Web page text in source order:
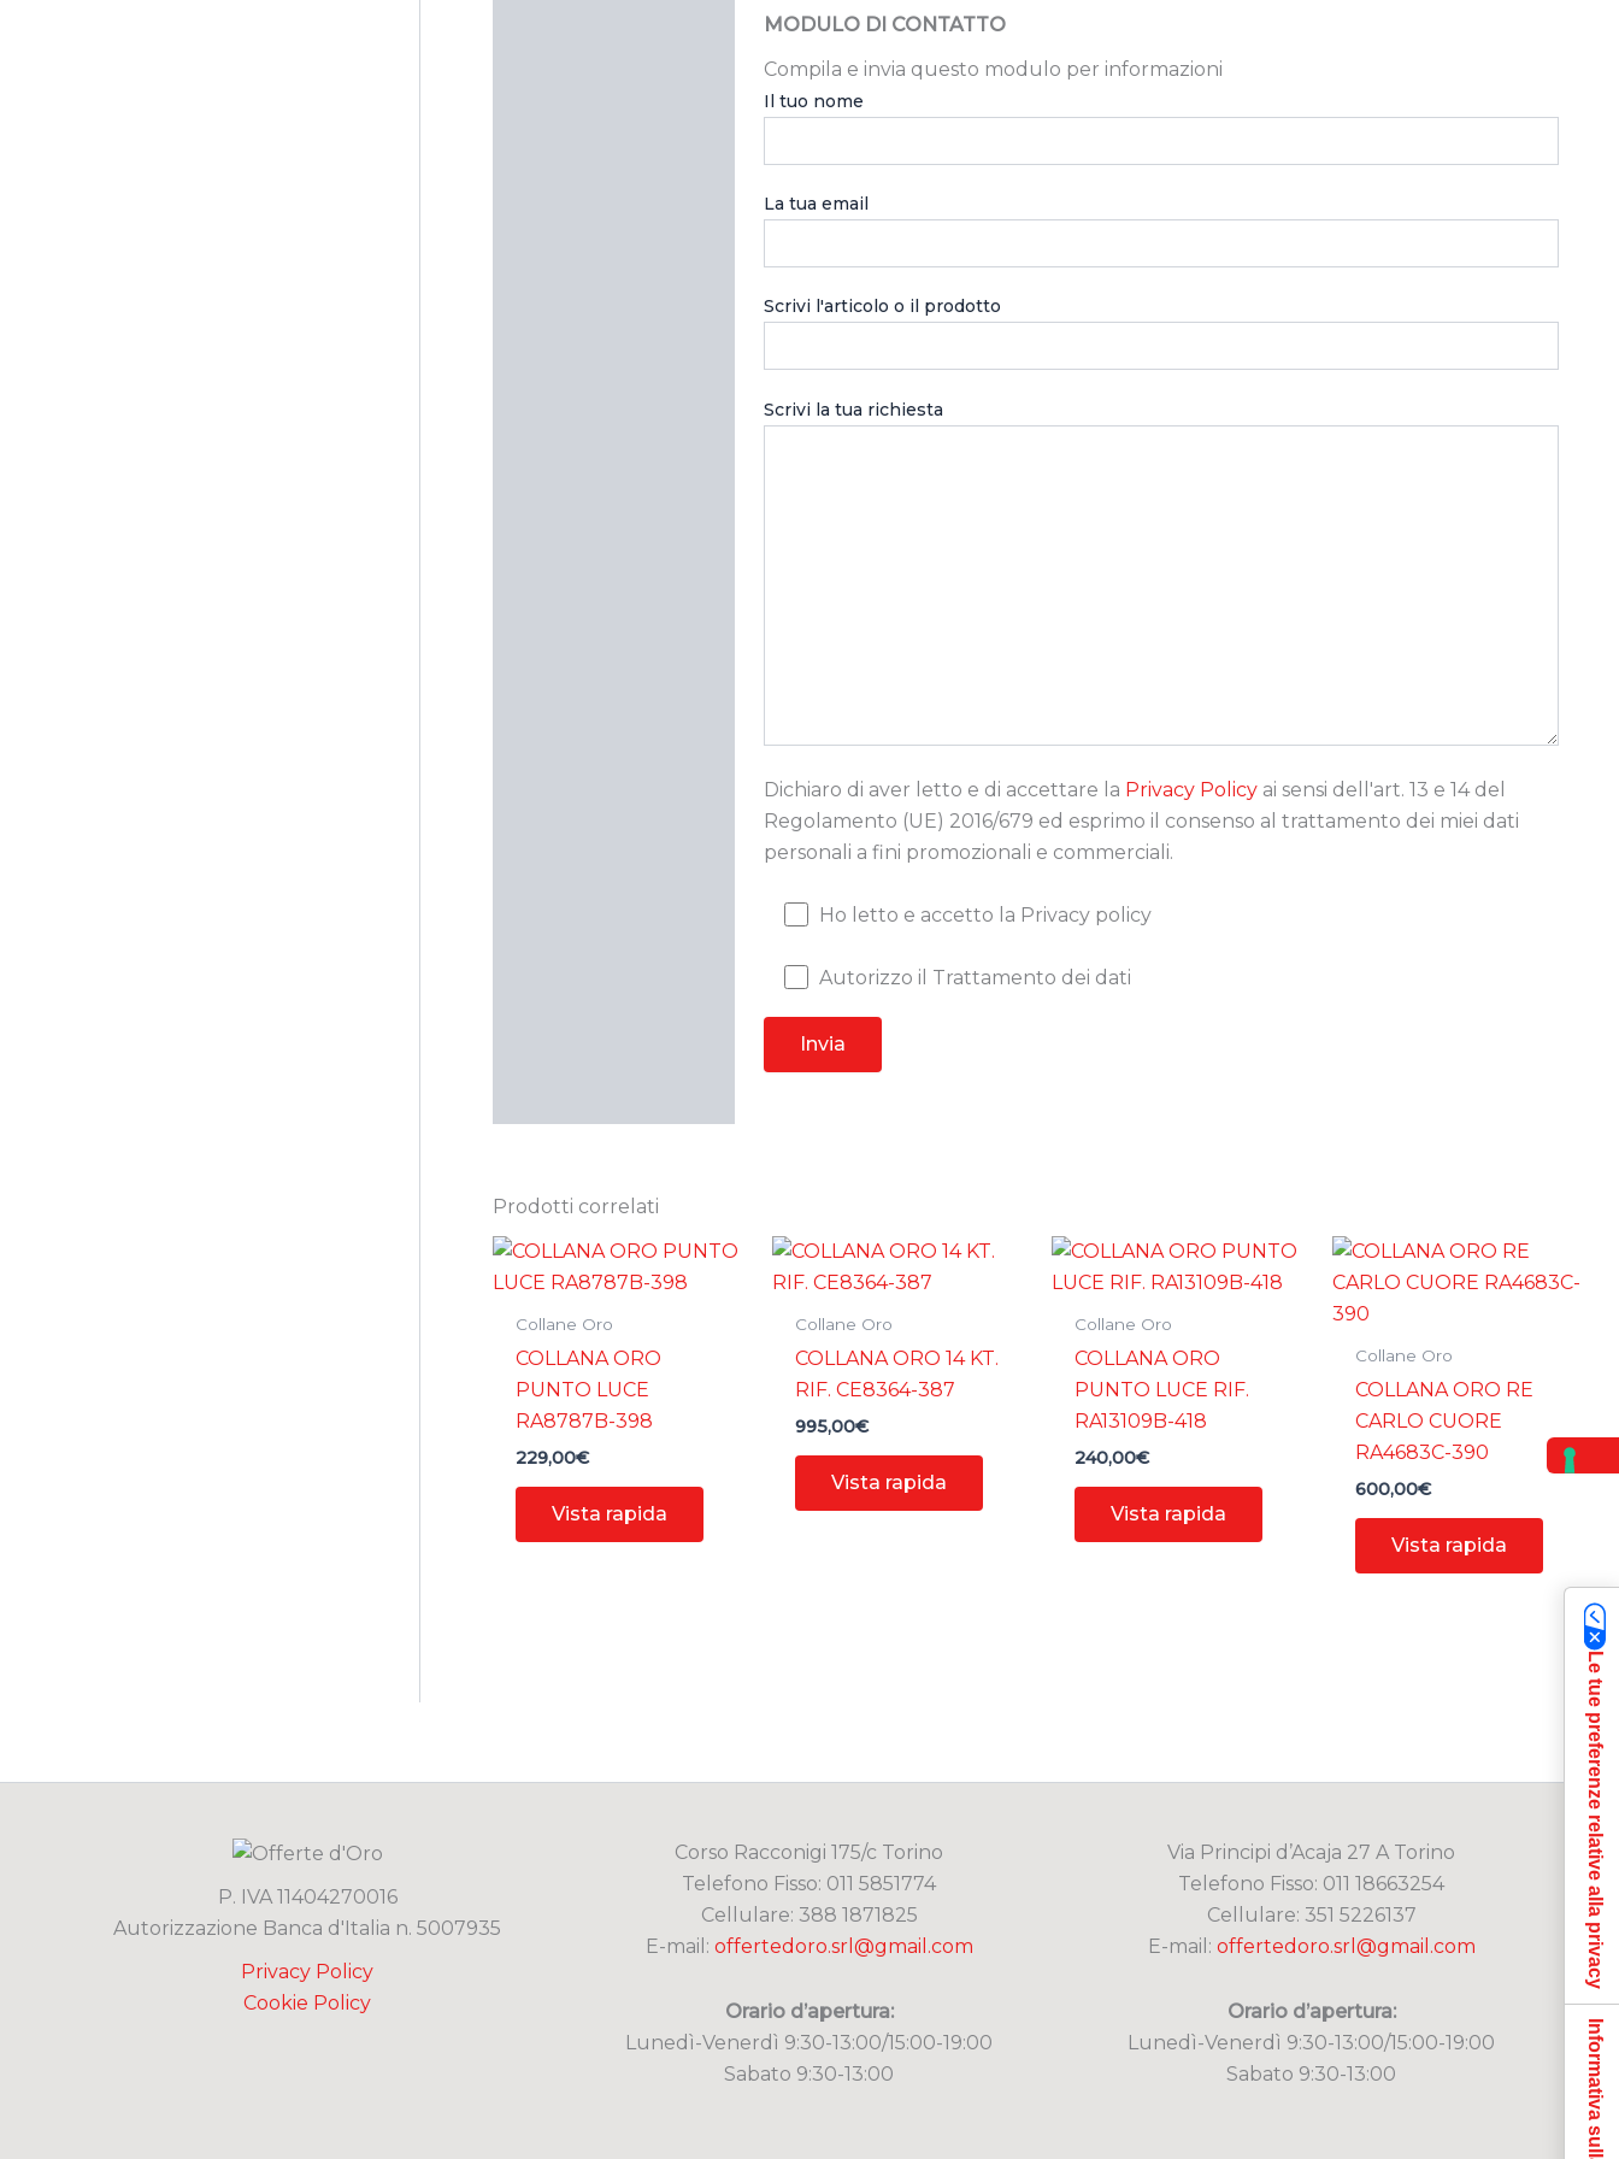
MODULO DI CONTATTO
Compila e invia questo modulo per informazioni
Il tuo nome
La tua email
Scrivi l'articolo o il prodotto
Scrivi la tua richiesta
Dichiaro di aver letto e di accettare la Privacy Policyai sensi dell'art. 13 e 14 del
Regolamento (UE) 2016/679 ed esprimo il consenso al trattamento dei miei dati
personali a fini promozionali e commerciali.
Ho letto e accetto la Privacy policy
Autorizzo il Trattamento dei dati
Prodotti correlati
Collane Oro
COLLANA ORO
PUNTO LUCE
RA8787B-398
229,00€
Vista rapida
Collane Oro
COLLANA ORO 14 KT.
RIF. CE8364-387
995,00€
Vista rapida
Collane Oro
COLLANA ORO
PUNTO LUCE RIF.
RA13109B-418
240,00€
Vista rapida
Collane Oro
COLLANA ORO RE
CARLO CUORE
RA4683C-390
600,00€
Vista rapida
P. IVA 11404270016
Autorizzazione Banca d'Italia n. 5007935
Privacy Policy
Cookie Policy
Corso Racconigi 175/c Torino
Telefono Fisso: 011 5851774
Cellulare: 388 1871825
E-mail: offertedoro.srl@gmail.com
Orario d’apertura:
Lunedì-Venerdì 9:30-13:00/15:00-19:00
Sabato 9:30-13:00
Via Principi d’Acaja 27 A Torino
Telefono Fisso: 011 18663254
Cellulare: 351 5226137
E-mail: offertedoro.srl@gmail.com
Orario d’apertura:
Lunedì-Venerdì 9:30-13:00/15:00-19:00
Sabato 9:30-13:00
Le tue preferenze relative alla privacy